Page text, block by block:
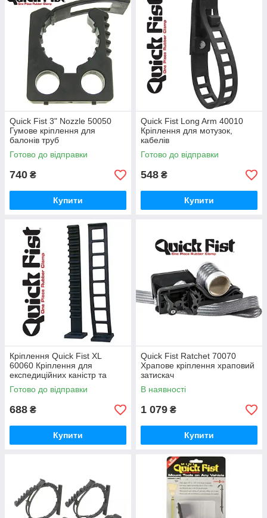
Quick Fist 3" Nozzle 50050
Гумове кріплення для
балонів труб
Готово до відправки
740 ₴
Купити
Quick Fist Long Arm 40010
Кріплення для мотузок,
кабелів
Готово до відправки
548 ₴
Купити
Кріплення Quick Fist XL
60060 Кріплення для
експедиційних каністр та
інших предметів
Готово до відправки
688 ₴
Купити
Quick Fist Ratchet 70070
Храпове кріплення храповий
затискач
В наявності
1 079 ₴
Купити